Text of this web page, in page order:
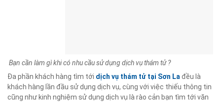
Bạn cần làm gì khi có nhu cầu sử dụng dịch vụ thám tử ?
Đa phần khách hàng tìm tới dịch vụ thám tử tại Sơn Lađều là
khách hàng lần đầu sử dụng dịch vụ, cùng với việc thiếu thông tin
cũng như kinh nghiệm sử dụng dịch vụ là rào cản bạn tìm tới văn